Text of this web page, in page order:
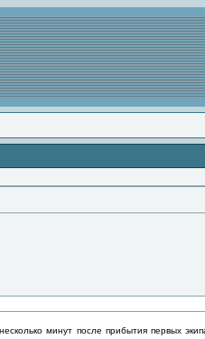
минут после прибытия первых